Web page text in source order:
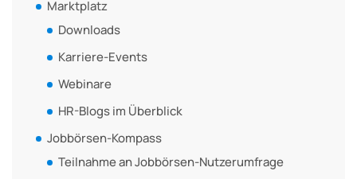
Marktplatz
Downloads
Karriere-Events
Webinare
HR-Blogs im Überblick
Jobbörsen-Kompass
Teilnahme an Jobbörsen-Nutzerumfrage